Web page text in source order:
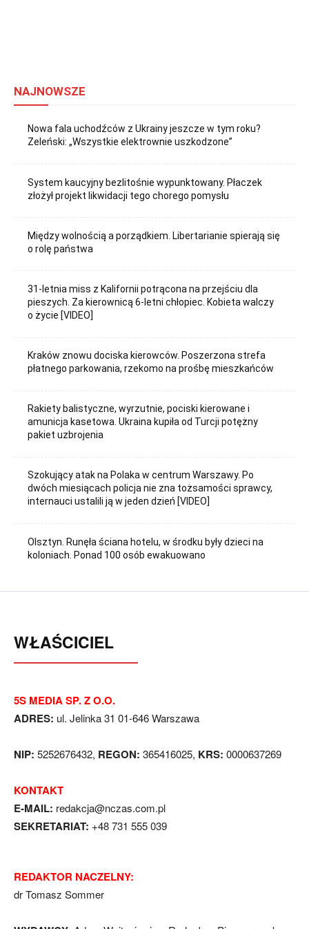
NAJNOWSZE
Nowa fala uchodźców z Ukrainy jeszcze w tym roku?
Zeleński: „Wszystkie elektrownie uszkodzone”
System kaucyjny bezlitośnie wypunktowany. Płaczek
złożył projekt likwidacji tego chorego pomysłu
Między wolnością a porządkiem. Libertarianie spierają się
o rolę państwa
31-letnia miss z Kalifornii potrącona na przejściu dla
pieszych. Za kierownicą 6-letni chłopiec. Kobieta walczy
o życie [VIDEO]
Kraków znowu dociska kierowców. Poszerzona strefa
płatnego parkowania, rzekomo na prośbę mieszkańców
Rakiety balistyczne, wyrzutnie, pociski kierowane i
amunicja kasetowa. Ukraina kupiła od Turcji potężny
pakiet uzbrojenia
Szokujący atak na Polaka w centrum Warszawy. Po
dwóch miesiącach policja nie zna tożsamości sprawcy,
internauci ustalili ją w jeden dzień [VIDEO]
Olsztyn. Runęła ściana hotelu, w środku były dzieci na
koloniach. Ponad 100 osób ewakuowano
WŁAŚCICIEL
5S MEDIA SP. Z O.O.
ADRES: ul. Jelinka 31 01-646 Warszawa
NIP: 5252676432, REGON: 365416025, KRS: 0000637269
KONTAKT
E-MAIL: redakcja@nczas.com.pl
SEKRETARIAT: +48 731 555 039
REDAKTOR NACZELNY:
dr Tomasz Sommer